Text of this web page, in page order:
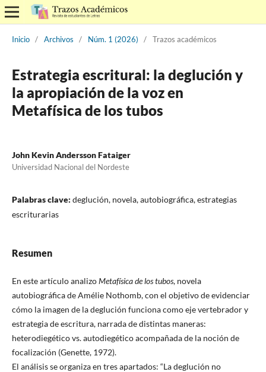
Inicio / Archivos / Núm. 1 (2026) / Trazos académicos
Estrategia escritural: la deglución y
la apropiación de la voz en
Metafísica de los tubos
John Kevin Andersson Fataiger
Universidad Nacional del Nordeste
Palabras clave: deglución, novela, autobiográfica, estrategias
escriturarias
Resumen
En este artículo analizoMetafísica de los tubos, novela
autobiográfica de Amélie Nothomb, con el objetivo de evidenciar
cómo la imagen de la deglución funciona como eje vertebrador y
estrategia de escritura, narrada de distintas maneras:
heterodiegético vs. autodiegético acompañada de la noción de
focalización (Genette, 1972).
El análisis se organiza en tres apartados: “La deglución no